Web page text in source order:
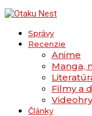
Správy
Recenzie
Anime
Manga,
Filmy a
Videohry
Články